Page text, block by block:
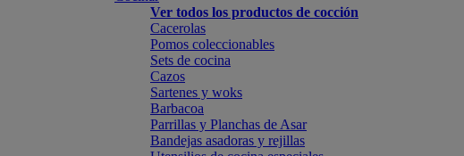
Ver todos los productos de cocción
Cacerolas
Pomos coleccionables
Sets de cocina
Cazos
Sartenes y woks
Barbacoa
Parrillas y Planchas de Asar
Bandejas asadoras y rejillas